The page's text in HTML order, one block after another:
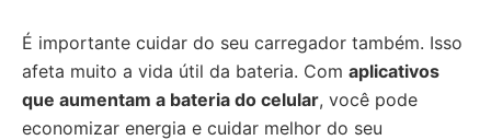
É importante cuidar do seu carregador também. Isso
afeta muito a vida útil da bateria. Com aplicativos
que aumentam a bateria do celular, você pode
economizar energia e cuidar melhor do seu